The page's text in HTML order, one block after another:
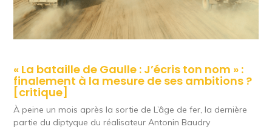
« La bataille de Gaulle : J’écris ton nom » :
finalement à la mesure de ses ambitions ?
[critique]
À peine un mois après la sortie de L’âge de fer, la dernière
partie du diptyque du réalisateur Antonin Baudry